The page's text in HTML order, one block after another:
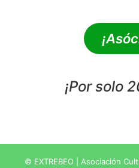
¡Por solo
© EXTREBEO | Asociación